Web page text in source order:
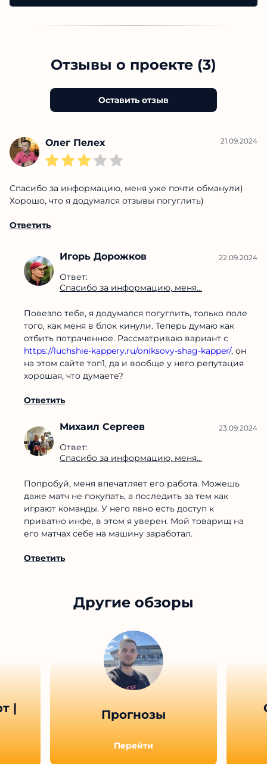
Отзывы о проекте (3)
Оставить отзыв
Олег Пелех 21.09.2024
Спасибо за информацию, меня уже почти обманули)
Хорошо, что я додумался отзывы погуглить)
Ответить
Игорь Дорожков
Ответ:
Спасибо за информацию, меня...
22.09.2024
Повезло тебе, я додумался погуглить, только поле
того, как меня в блок кинули. Теперь думаю как
отбить потраченное. Рассматриваю вариант с
https://luchshie-kappery.ru/oniksovy-shag-kapper/, он
на этом сайте топ1, да и вообще у него репутация
хорошая, что думаете?
Ответить
Михаил Сергеев
Ответ:
Спасибо за информацию, меня...
23.09.2024
Попробуй, меня впечатляет его работа. Можешь
даже матч не покупать, а последить за тем как
играют команды. У него явно есть доступ к
приватно инфе, в этом я уверен. Мой товарищ на
его матчах себе на машину заработал.
Ответить
Другие обзоры
| Прогнозы
Перейти